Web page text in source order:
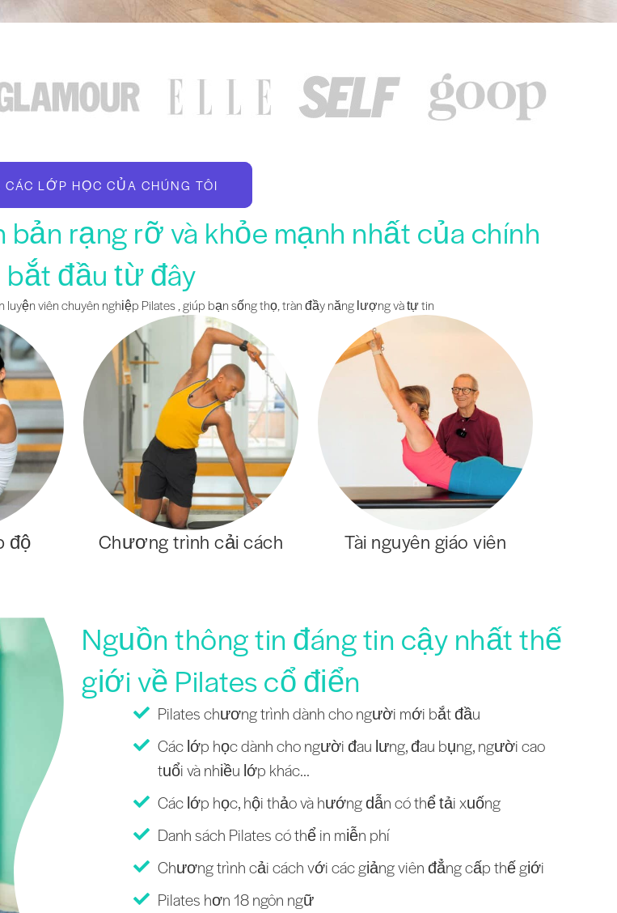
CÁC LỚP HỌC CỦA CHÚNG TÔI
rạng rỡ và khỏe mạnh nhất của chính
bắt đầu từ đây
viên chuyên nghiệp Pilates , giúp bạn sống thọ, tràn đầy năng lượng và tự tin
độ Chương trình cải cách Tài nguyên giáo viên
Nguồn thông tin đáng tin cậy nhất thế
giới về Pilates cổ điển
Pilates chương trình dành cho người mới bắt đầu
Các lớp học dành cho người đau lưng, đau bụng, người cao
tuổi và nhiều lớp khác...
Các lớp học, hội thảo và hướng dẫn có thể tải xuống
Danh sách Pilates có thể in miễn phí
Chương trình cải cách với các giảng viên đẳng cấp thế giới
Pilates hơn 18 ngôn ngữ